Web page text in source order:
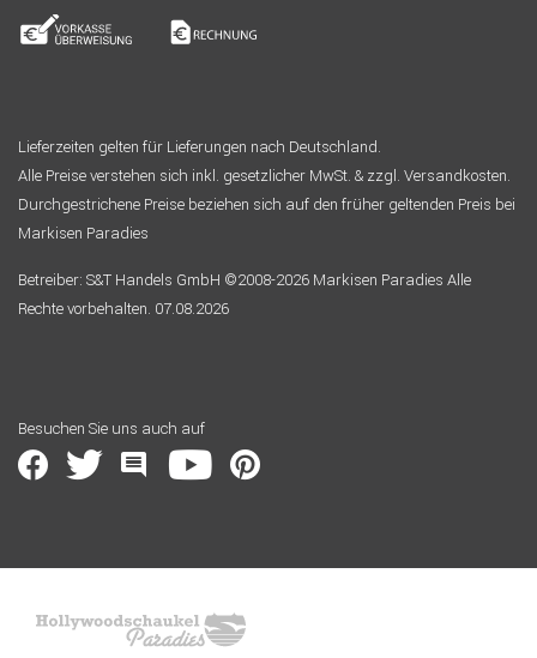
Lieferzeiten gelten für Lieferungen nach Deutschland.
Alle Preise verstehen sich inkl. gesetzlicher MwSt. & zzgl. Versandkosten.
Durchgestrichene Preise beziehen sich auf den früher geltenden Preis bei
Markisen Paradies
Betreiber: S&T Handels GmbH ©2008-2026 Markisen Paradies Alle
Rechte vorbehalten. 07.08.2026
Besuchen Sie uns auch auf